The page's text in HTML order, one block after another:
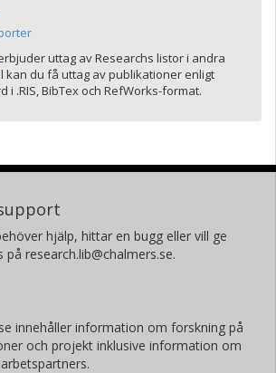
uttag av Researchs listor i andra
kan du få uttag av publikationer enligt
i .RIS, BibTex och RefWorks-format.
hjälp, hittar en bugg eller vill ge
research.lib@chalmers.se.
innehåller information om forskning på
och projekt inklusive information om